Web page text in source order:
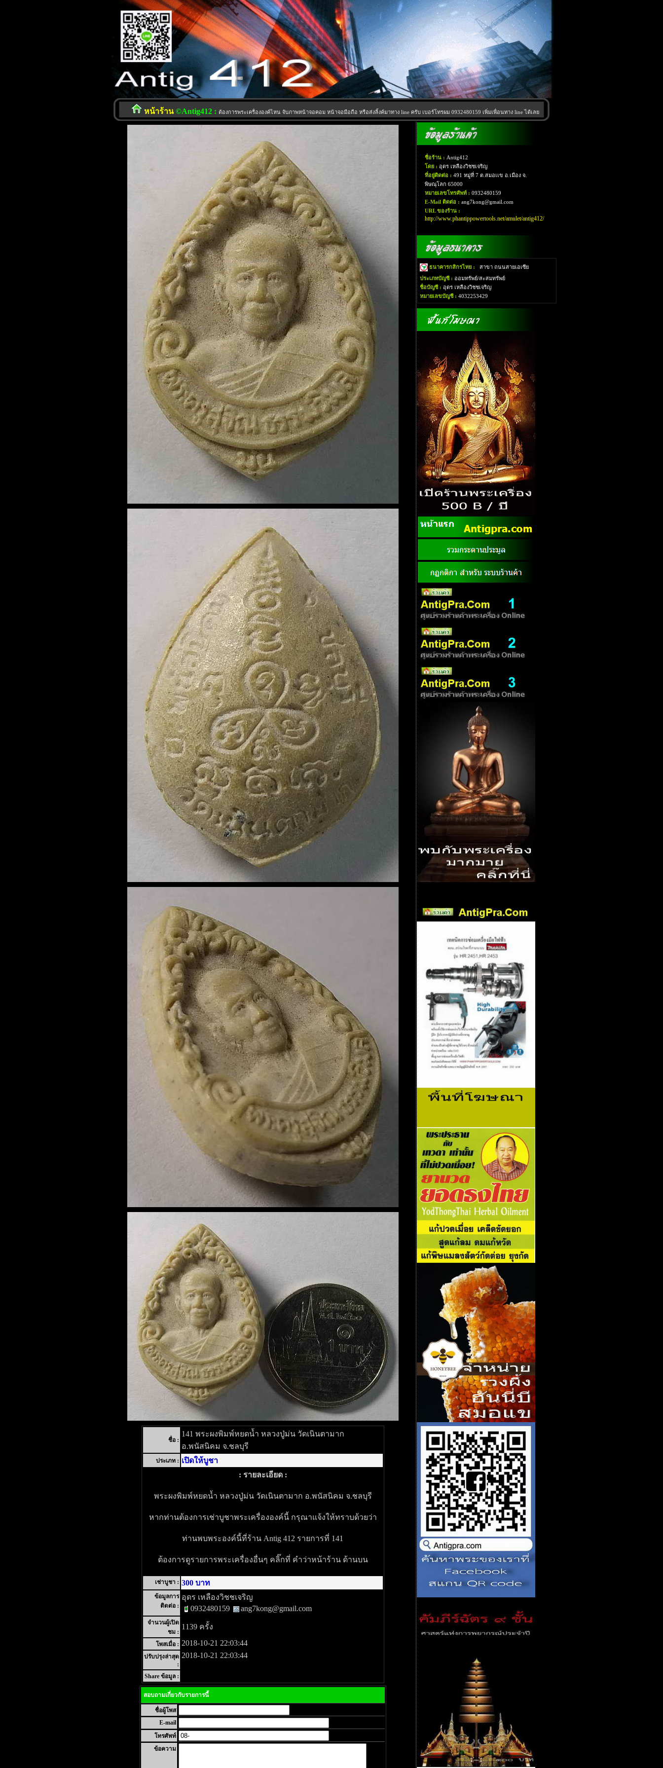
หน้าร้าน©Antig412 : ต้องการพระเครื่ององค์ไหน จับภาพหน้าจอคอม หน้าจอมือถือ หรือส่งลิ้งค์มาทาง line ครับ เบอร์โทรผม 0932480159 เพิ่มเพื่อนทาง line ได้เลย
ชื่อ :
141 พระผงพิมพ์หยดน้ำ หลวงปู่ม่น วัดเนินตามาก
อ.พนัสนิคม จ.ชลบุรี
ประเภท : เปิดให้บูชา
: รายละเอียด :
พระผงพิมพ์หยดน้ำ หลวงปู่ม่น วัดเนินตามาก อ.พนัสนิคม จ.ชลบุรี
หากท่านต้องการเช่าบูชาพระเครื่ององค์นี้ กรุณาแจ้งให้ทราบด้วยว่า
ท่านพบพระองค์นี้ที่ร้าน Antig 412 รายการที่ 141
ต้องการดูรายการพระเครื่องอื่นๆ คลิ๊กที่ คำว่าหน้าร้าน ด้านบน
เช่าบูชา : 300 บาท
ข้อมูลการ
ติดต่อ :
อุดร เหลืองวิชชเจริญ
0932480159
ang7kong@gmail.com
จำนวนผู้เปิด
ชม :
1139 ครั้ง
โพสเมื่อ : 2018-10-21 22:03:44
ปรับปรุงล่าสุด
:
2018-10-21 22:03:44
Share ข้อมูล :
สอบถามเกี่ยวกับรายการนี้
ชื่อผู้โพส
E-mail
โทรศัพท์
ข้อความ
ชื่อร้าน : Antig412
โดย : อุดร เหลืองวิชชเจริญ
ที่อยู่ติดต่อ : 491 หมู่ที่ 7 ต.สมอเเข อ.เมือง จ.
พิษณุโลก 65000
หมายเลขโทรศัพท์ : 0932480159
E-Mail ติดต่อ : ang7kong@gmail.com
URL ของร้าน :
http://www.phantippowertools.net/amulet/antig412/
ธนาคารกสิกรไทย :
สาขา ถนนสายเอเซีย
ประเภทบัญชี : ออมทรัพย์/สะสมทรัพย์
ชื่อบัญชี : อุดร เหลืองวิชชเจริญ
หมายเลขบัญชี : 4032253429